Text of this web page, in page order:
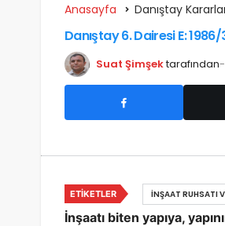
Anasayfa Danıştay
Danıştay 6. Dairesi E:
Suat Şimşektarafından
İnşaatı biten yapıya,
ETIKETLER İNŞAAT RUHSATI